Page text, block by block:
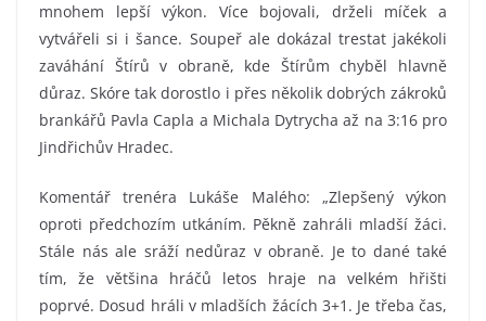
mnohem lepší výkon. Více bojovali, drželi míček a
vytvářeli si i šance. Soupeř ale dokázal trestat jakékoli
zaváhání Štírů v obraně, kde Štírům chyběl hlavně
důraz. Skóre tak dorostlo i přes několik dobrých zákroků
brankářů Pavla Capla a Michala Dytrycha až na 3:16 pro
Jindřichův Hradec.
Komentář trenéra Lukáše Malého: „Zlepšený výkon
oproti předchozím utkáním. Pěkně zahráli mladší žáci.
Stále nás ale sráží nedůraz v obraně. Je to dané také
tím, že většina hráčů letos hraje na velkém hřišti
poprvé. Dosud hráli v mladších žácích 3+1. Je třeba čas,